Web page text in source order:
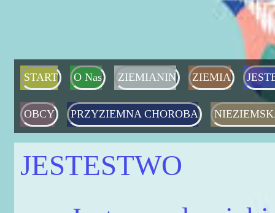
START O Nas ZIEMIANIN ZIEMIA
OBCY PRZYZIEMNA CHOROBA
JESTESTWO